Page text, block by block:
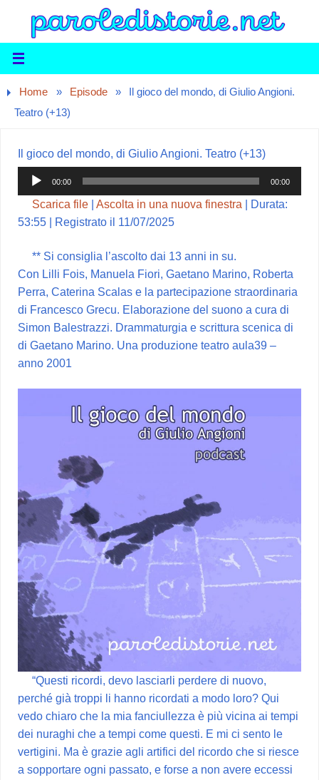
Home » Episode »
Il gioco del mondo, di Giulio Angioni.
Teatro (+13)
Il gioco del mondo, di Giulio Angioni. Teatro (+13)
Audio
Player
00:00 00:00
Scarica file |Ascolta in una nuova finestra | Durata:
53:55 | Registrato il 11/07/2025
** Si consiglia l’ascolto dai 13 anni in su.
Con Lilli Fois, Manuela Fiori, Gaetano Marino, Roberta
Perra, Caterina Scalas e la partecipazione straordinaria
di Francesco Grecu. Elaborazione del suono a cura di
Simon Balestrazzi. Drammaturgia e scrittura scenica di
di Gaetano Marino. Una produzione teatro aula39 –
anno 2001
“Questi ricordi, devo lasciarli perdere di nuovo,
perché già troppi li hanno ricordati a modo loro? Qui
vedo chiaro che la mia fanciullezza è più vicina ai tempi
dei nuraghi che a tempi come questi. E mi ci sento le
vertigini. Ma è grazie agli artifici del ricordo che si riesce
a sopportare ogni passato, e forse a non avere eccessi